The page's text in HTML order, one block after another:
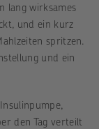
lang wirksames
und ein kurz
spritzen.
und ein
den Tag verteilt